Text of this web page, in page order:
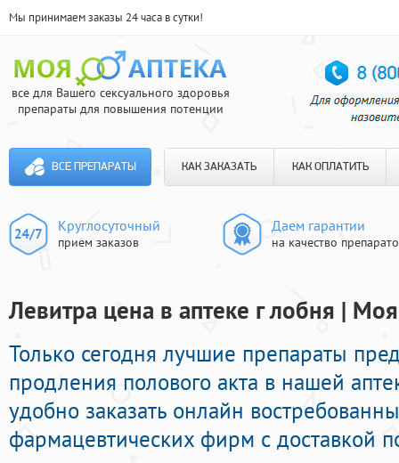
Мы принимаем заказы 24 часа в сутки!
все для Вашего сексуального здоровья
препараты для повышения потенции
ВСЕ ПРЕПАРАТЫ КАК ЗАКАЗАТЬ КАК ОПЛАТИТЬ
Круглосуточный
прием заказов
Даем гарантии
на качество
Левитра цена в аптеке г лобня |
Только сегодня лучшие препараты
продления полового акта в нашей
удобно заказать онлайн
фармацевтических фирм с доставкой